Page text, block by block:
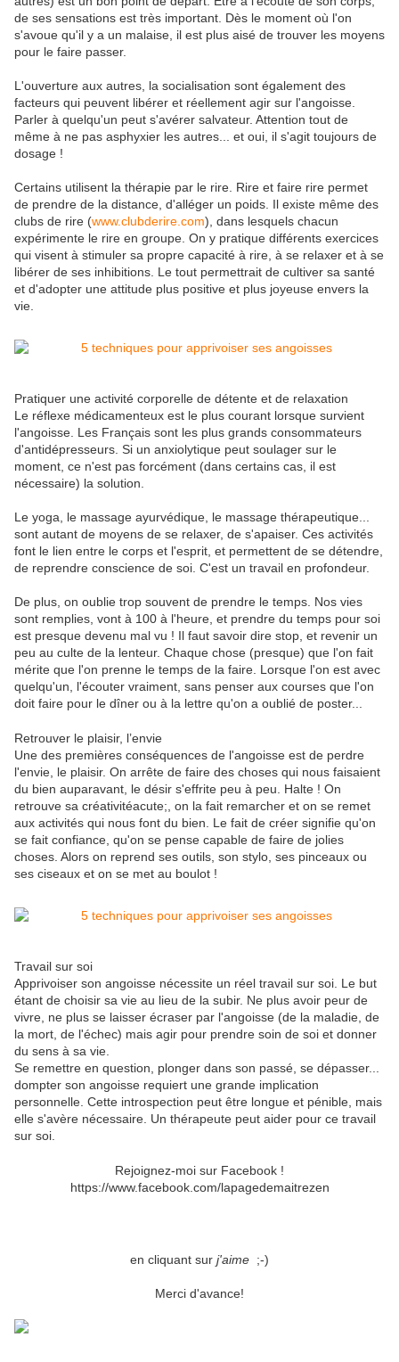
de ses sensations est très important. Dès le moment où l'on
s'avoue qu'il y a un malaise, il est plus aisé de trouver les moyens
pour le faire passer.
L'ouverture aux autres, la socialisation sont également des
facteurs qui peuvent libérer et réellement agir sur l'angoisse.
Parler à quelqu'un peut s'avérer salvateur. Attention tout de
même à ne pas asphyxier les autres... et oui, il s'agit toujours de
dosage !
Certains utilisent la thérapie par le rire. Rire et faire rire permet
de prendre de la distance, d'alléger un poids. Il existe même des
clubs de rire (www.clubderire.com), dans lesquels chacun
expérimente le rire en groupe. On y pratique différents exercices
qui visent à stimuler sa propre capacité à rire, à se relaxer et à se
libérer de ses inhibitions. Le tout permettrait de cultiver sa santé
et d'adopter une attitude plus positive et plus joyeuse envers la
vie.
Pratiquer une activité corporelle de détente et de relaxation
Le réflexe médicamenteux est le plus courant lorsque survient
l'angoisse. Les Français sont les plus grands consommateurs
d'antidépresseurs. Si un anxiolytique peut soulager sur le
moment, ce n'est pas forcément (dans certains cas, il est
nécessaire) la solution.
Le yoga, le massage ayurvédique, le massage thérapeutique...
sont autant de moyens de se relaxer, de s'apaiser. Ces activités
font le lien entre le corps et l'esprit, et permettent de se détendre,
de reprendre conscience de soi. C'est un travail en profondeur.
De plus, on oublie trop souvent de prendre le temps. Nos vies
sont remplies, vont à 100 à l'heure, et prendre du temps pour soi
est presque devenu mal vu ! Il faut savoir dire stop, et revenir un
peu au culte de la lenteur. Chaque chose (presque) que l'on fait
mérite que l'on prenne le temps de la faire. Lorsque l'on est avec
quelqu'un, l'écouter vraiment, sans penser aux courses que l'on
doit faire pour le dîner ou à la lettre qu'on a oublié de poster...
Retrouver le plaisir, l’envie
Une des premières conséquences de l'angoisse est de perdre
l'envie, le plaisir. On arrête de faire des choses qui nous faisaient
du bien auparavant, le désir s'effrite peu à peu. Halte ! On
retrouve sa créativitéacute;, on la fait remarcher et on se remet
aux activités qui nous font du bien. Le fait de créer signifie qu'on
se fait confiance, qu'on se pense capable de faire de jolies
choses. Alors on reprend ses outils, son stylo, ses pinceaux ou
ses ciseaux et on se met au boulot !
Travail sur soi
Apprivoiser son angoisse nécessite un réel travail sur soi. Le but
étant de choisir sa vie au lieu de la subir. Ne plus avoir peur de
vivre, ne plus se laisser écraser par l'angoisse (de la maladie, de
la mort, de l'échec) mais agir pour prendre soin de soi et donner
du sens à sa vie.
Se remettre en question, plonger dans son passé, se dépasser...
dompter son angoisse requiert une grande implication
personnelle. Cette introspection peut être longue et pénible, mais
elle s'avère nécessaire. Un thérapeute peut aider pour ce travail
sur soi.
Rejoignez-moi sur Facebook !
https://www.facebook.com/lapagedemaitrezen
en cliquant sur j'aime ;-)
Merci d'avance!